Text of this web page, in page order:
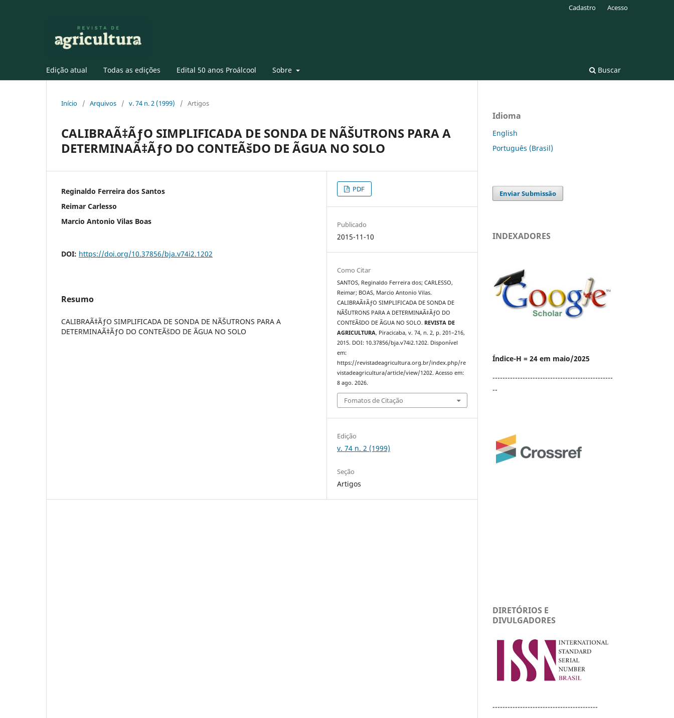
Edição atual Todas as edições Edital 50 anos Proálcool Sobre Buscar
Cadastro Acesso
Início / Arquivos / v. 74 n. 2 (1999) / Artigos
CALIBRAÃ‡ÃƒO SIMPLIFICADA DE SONDA DE NÃŠUTRONS PARA A
DETERMINAÃ‡ÃƒO DO CONTEÃšDO DE ÃGUA NO SOLO
Reginaldo Ferreira dos Santos
Reimar Carlesso
Marcio Antonio Vilas Boas
DOI: https://doi.org/10.37856/bja.v74i2.1202
Resumo
CALIBRAÃ‡ÃƒO SIMPLIFICADA DE SONDA DE NÃŠUTRONS PARA A
DETERMINAÃ‡ÃƒO DO CONTEÃšDO DE ÃGUA NO SOLO
PDF
Publicado
2015-11-10
Como Citar
SANTOS, Reginaldo Ferreira dos; CARLESSO,
Reimar; BOAS, Marcio Antonio Vilas.
CALIBRAÃ‡ÃƒO SIMPLIFICADA DE SONDA DE
NÃŠUTRONS PARA A DETERMINAÃ‡ÃƒO DO
CONTEÃšDO DE ÃGUA NO SOLO. REVISTA DE
AGRICULTURA, Piracicaba, v. 74, n. 2, p. 201–216,
2015. DOI: 10.37856/bja.v74i2.1202. Disponível
em:
https://revistadeagricultura.org.br/index.php/re
vistadeagricultura/article/view/1202. Acesso em:
8 ago. 2026.
Fomatos de Citação
Edição
v. 74 n. 2 (1999)
Seção
Artigos
Idioma
English
Português (Brasil)
Enviar Submissão
INDEXADORES
Índice-H = 24 em maio/2025
------------------------------------------------
--
DIRETÓRIOS E
DIVULGADORES
------------------------------------------